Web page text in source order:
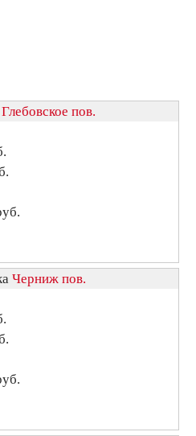
Глебовское пов.
Черниж пов.